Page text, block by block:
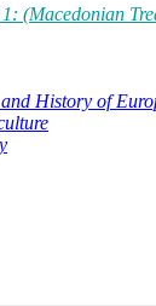
(Macedonian
History of